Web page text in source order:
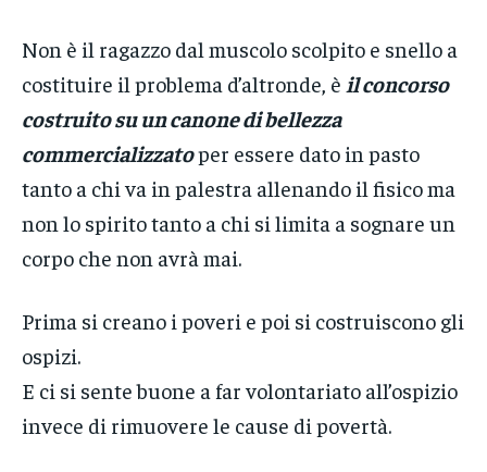
Non è il ragazzo dal muscolo scolpito e snello a
costituire il problema d’altronde, è il concorso
costruito su un canone di bellezza
commercializzatoper essere dato in pasto
tanto a chi va in palestra allenando il fisico ma
non lo spirito tanto a chi si limita a sognare un
corpo che non avrà mai.
Prima si creano i poveri e poi si costruiscono gli
ospizi.
E ci si sente buone a far volontariato all’ospizio
invece di rimuovere le cause di povertà.